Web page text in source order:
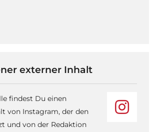
externer Inhalt
findest Du einen
von Instagram, der den
und von der Redaktion